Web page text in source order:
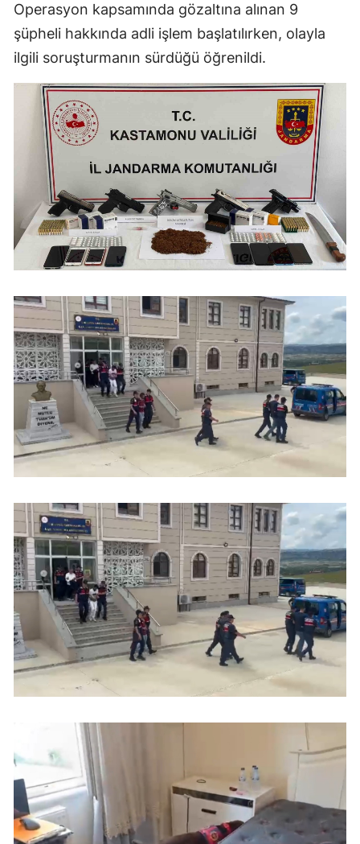
Operasyon kapsamında gözaltına alınan 9
şüpheli hakkında adli işlem başlatılırken, olayla
ilgili soruşturmanın sürdüğü öğrenildi.